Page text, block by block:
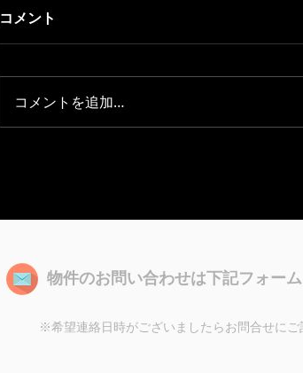
コメント
コメントを追加…
物件のお問い合わせは下記フォー
※希望連絡日時がございましたらお問合せにご